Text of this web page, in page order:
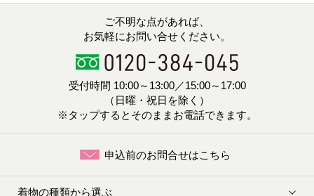
ご不明な点があれば、
お気軽にお問い合せください。
受付時間 10:00～13:00／15:00～17:00
（日曜・祝日を除く）
※タップするとそのままお電話できます。
申込前のお問合せはこちら
着物の種類から選ぶ